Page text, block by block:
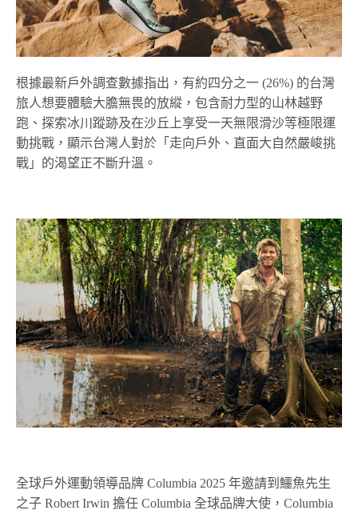
根據最新戶外調查數據指出，有約四分之一 (26%) 的台灣
旅人想要體驗大膽無畏的放縱，包含耐力型的山林越野
跑、探索冰川蹤跡及在沙丘上享受一天無限滑沙等極限運
動挑戰，顯示台灣人對於「走向戶外、直面大自然嚴峻挑
戰」的渴望正不斷升溫。
全球戶外運動領導品牌Columbia 2025 年邀請到鱷魚先生
之子Robert Irwin擔任 Columbia 全球品牌大使，Columbia